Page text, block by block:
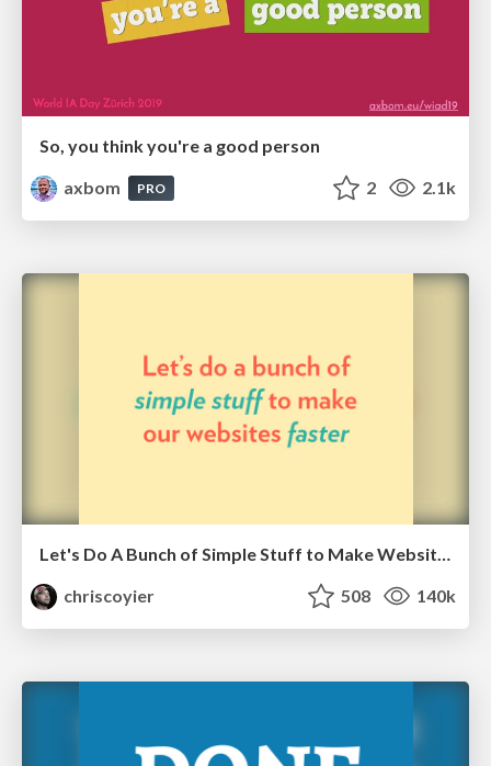
So, you think you're a good person
axbom
PRO 2 2.1k
Let's Do A Bunch of Simple Stuff to Make Websites Faster
chriscoyier
508 140k